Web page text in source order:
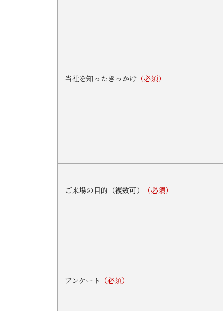
当社を知ったきっかけ （必須）
ご来場の目的（複数可） （必須）
アンケート （必須）